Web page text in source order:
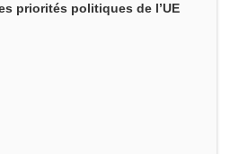
priorités politiques de l’UE